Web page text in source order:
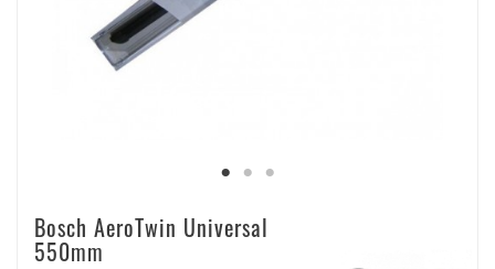
Bosch AeroTwin Universal
550mm